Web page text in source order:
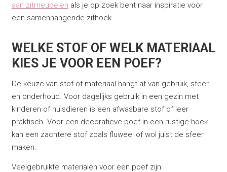
aan zitmeubelen als je op zoek bent naar inspiratie voor
een samenhangende zithoek.
WELKE STOF OF WELK MATERIAAL
KIES JE VOOR EEN POEF?
De keuze van stof of materiaal hangt af van gebruik, sfeer
en onderhoud. Voor dagelijks gebruik in een gezin met
kinderen of huisdieren is een afwasbare stof of leer
praktisch. Voor een decoratieve poef in een rustige hoek
kan een zachtere stof zoals fluweel of wol juist de sfeer
maken.
Veelgebruikte materialen voor een poef zijn: